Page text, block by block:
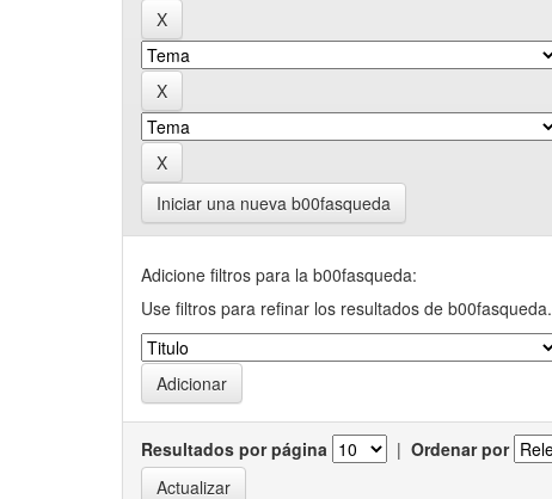
Iniciar una nueva b00fasqueda
Adicione filtros para la b00fasqueda:
Use filtros para refinar los resultados de b00fasqueda.
Resultados por página | Ordenar por